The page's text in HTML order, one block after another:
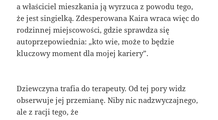
a właściciel mieszkania ją wyrzuca z powodu tego,
że jest singielką. Zdesperowana Kaira wraca więc do
rodzinnej miejscowości, gdzie sprawdza się
autoprzepowiednia: „kto wie, może to będzie
kluczowy moment dla mojej kariery”.
Dziewczyna trafia do terapeuty. Od tej pory widz
obserwuje jej przemianę. Niby nic nadzwyczajnego,
ale z racji tego, że